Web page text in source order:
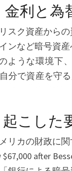
年
2
月
8
日
現
利と為
スク資産から
ンなど暗号資
ような環境下
分で資産を守
こした
リカの財政に
after